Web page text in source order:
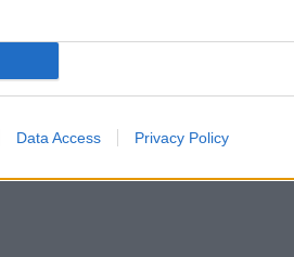
Data Access Privacy Policy